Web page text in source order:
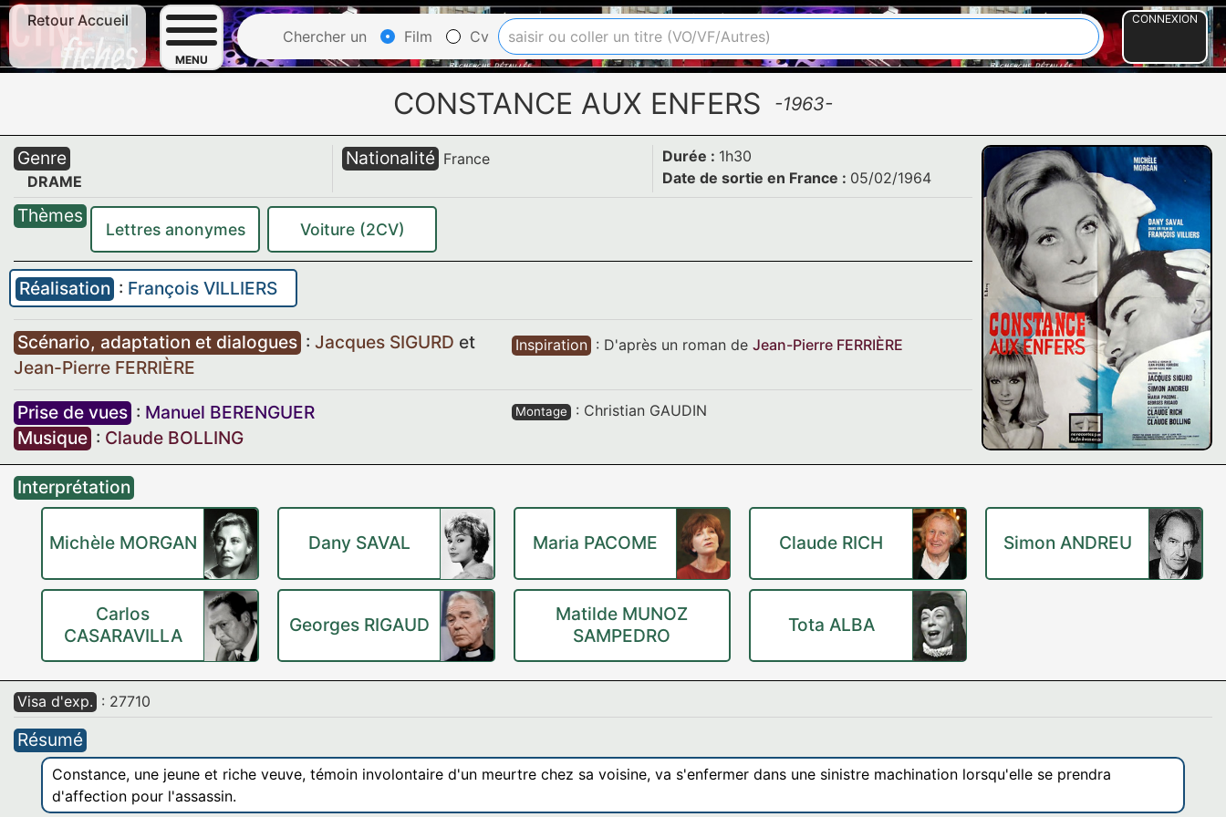
Retour Accueil
MENU
Chercher un Film Cv
CONNEXION
CONSTANCE AUX ENFERS -1963-
Genre
DRAME
Nationalité France Durée : 1h30
Date de sortie en France : 05/02/1964
Thèmes
Lettres anonymes Voiture (2CV)
Réalisation : François VILLIERS
Scénario, adaptation et dialogues : Jacques SIGURD et
Jean-Pierre FERRIÈRE
Inspiration : D'après un roman de Jean-Pierre FERRIÈRE
Prise de vues : Manuel BERENGUER
Musique : Claude BOLLING
Montage : Christian GAUDIN
Interprétation
Michèle MORGAN Dany SAVAL Maria PACOME Claude RICH Simon ANDREU
Carlos
CASARAVILLA
Georges RIGAUD
Matilde MUNOZ
SAMPEDRO
Tota ALBA
Visa d'exp. : 27710
Résumé
Constance, une jeune et riche veuve, témoin involontaire d'un meurtre chez sa voisine, va s'enfermer dans une sinistre machination lorsqu'elle se prendra
d'affection pour l'assassin.